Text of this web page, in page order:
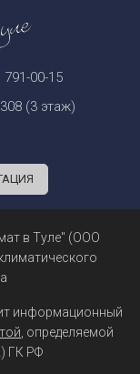
791-00-15
(3 этаж)
в Туле" (ООО
информационный
, определяемой
ГК РФ